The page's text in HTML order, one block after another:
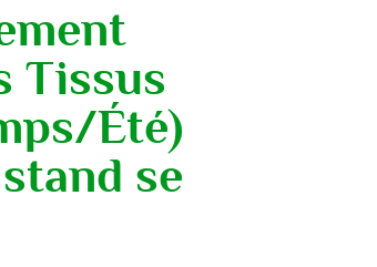
Tissus
Été)
se